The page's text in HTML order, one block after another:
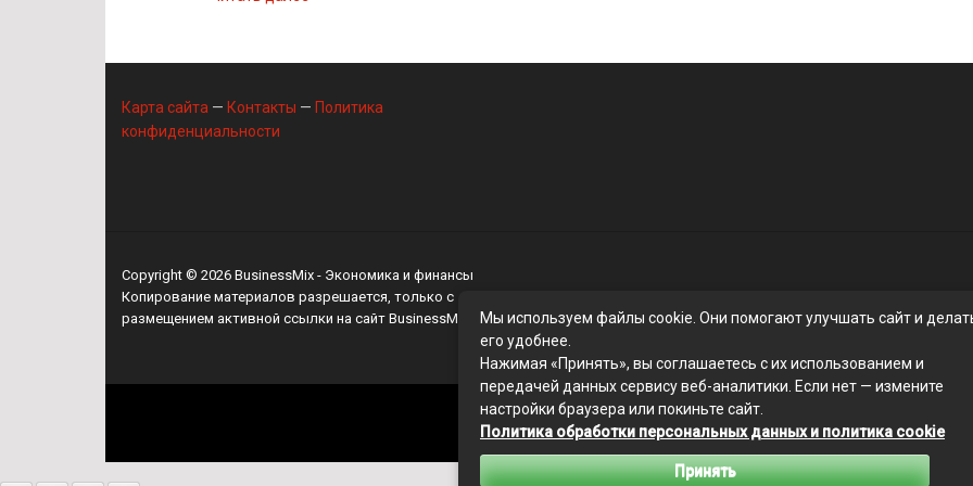
Карта сайта — Контакты — Политика
конфиденциальности
Copyright © 2026 BusinessMix - Экономика и финансы
Копирование материалов разрешается, только с
размещением активной ссылки на сайт BusinessMix
Связаться с редакцией сайта: businessmix.ru@mailwebsite.ru
Политика обработки персональных данных
Мы используем файлы cookie. Они помогают улучшать сайт и
его удобнее.
Нажимая «Принять», вы соглашаетесь с их использованием и
передачей данных сервису веб-аналитики. Если нет — измените
настройки браузера или покиньте сайт.
Политика обработки персональных данных и политика cookie
Принять